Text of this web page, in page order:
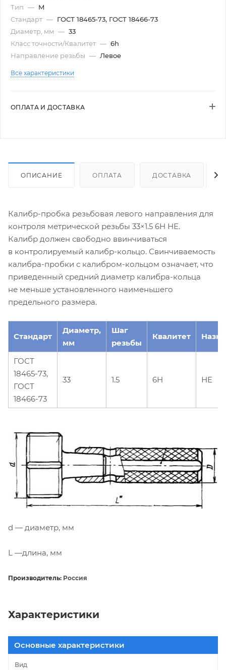
Тип — М
Стандарт — ГОСТ 18465-73, ГОСТ 18466-73
Диаметр, мм — 33
Класс точности/Квалитет — 6h
Направление резьбы — Левое
Все характеристики
ОПЛАТА И ДОСТАВКА
ОПИСАНИЕ ОПЛАТА ДОСТАВКА
Калибр-пробка резьбовая левого направления для
контроля метрической резьбы 33×1.5 6Н НЕ.
Калибр должен свободно ввинчиваться
в контролируемый калибр-кольцо. Свинчиваемость
калибра-пробки с калибром-кольцом означает, что
приведенный средний диаметр калибра-кольца
не меньше установленного наименьшего
предельного размера.
Стандарт
Диаметр,
мм
Шаг
резьбы
Квалитет
ГОСТ
18465-73,
ГОСТ
18466-73
33 1.5 6Н НЕ
d — диаметр, мм
L —длина, мм
Производитель: Россия
Характеристики
Основные характеристики
Вид